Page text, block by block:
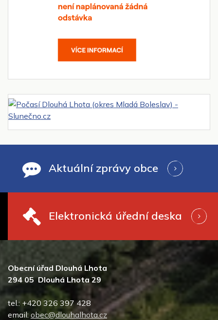
Aktuální zprávy obce
Elektronická úřední deska
Obecní úřad Dlouhá Lhota
294 05 Dlouhá Lhota 29
tel.: +420 326 397 428
email: obec@dlouhalhota.cz